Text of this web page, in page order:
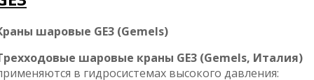
шаровые GE3 (Gemels)
шаровые краны GE3 (Gemels, Италия)
в гидросистемах высокого давления: